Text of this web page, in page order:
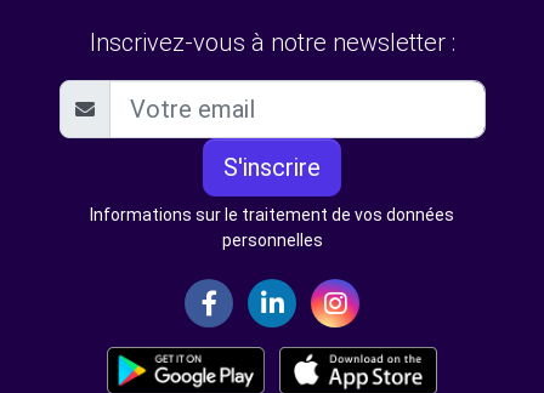
Inscrivez-vous à notre newsletter :
S'inscrire
Informations sur le traitement de vos données
personnelles